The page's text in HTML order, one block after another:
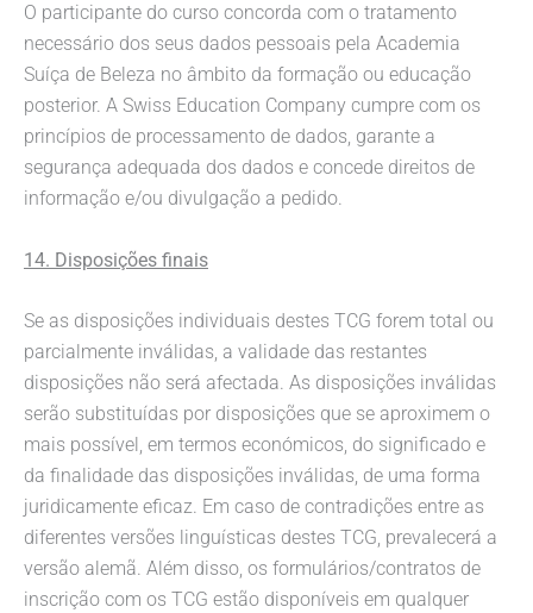
O participante do curso concorda com o tratamento
necessário dos seus dados pessoais pela Academia
Suíça de Beleza no âmbito da formação ou educação
posterior. A Swiss Education Company cumpre com os
princípios de processamento de dados, garante a
segurança adequada dos dados e concede direitos de
informação e/ou divulgação a pedido.
14. Disposições finais
Se as disposições individuais destes TCG forem total ou
parcialmente inválidas, a validade das restantes
disposições não será afectada. As disposições inválidas
serão substituídas por disposições que se aproximem o
mais possível, em termos económicos, do significado e
da finalidade das disposições inválidas, de uma forma
juridicamente eficaz. Em caso de contradições entre as
diferentes versões linguísticas destes TCG, prevalecerá a
versão alemã. Além disso, os formulários/contratos de
inscrição com os TCG estão disponíveis em qualquer